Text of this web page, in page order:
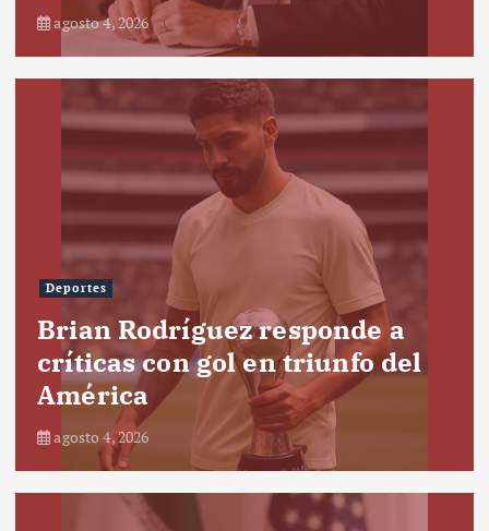
agosto 4, 2026
Deportes
Brian Rodríguez responde a
críticas con gol en triunfo del
América
agosto 4, 2026